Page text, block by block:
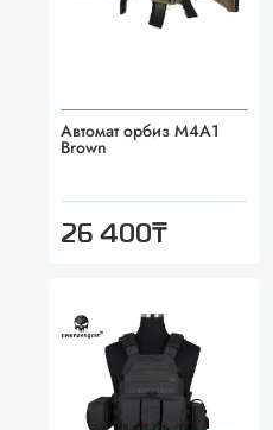
Автомат орбиз M4A1
Brown
26 400₸